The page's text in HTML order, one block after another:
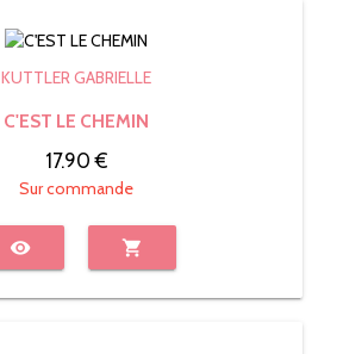
KUTTLER GABRIELLE
C'EST LE CHEMIN
17.90 €
Sur commande
visibility shopping_cart